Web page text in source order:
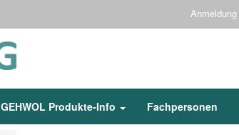
Anmeldung
GEHWOL Produkte-Info Fachpersonen